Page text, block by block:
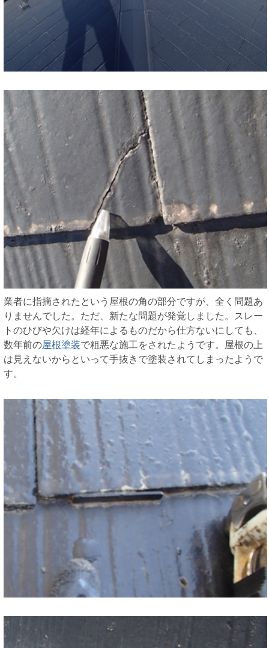
業者に指摘されたという屋根の角の部分ですが、全く問題あ
りませんでした。ただ、新たな問題が発覚しました。スレー
トのひびや欠けは経年によるものだから仕方ないにしても、
数年前の屋根塗装で粗悪な施工をされたようです。屋根の上
は見えないからといって手抜きで塗装されてしまったようで
す。